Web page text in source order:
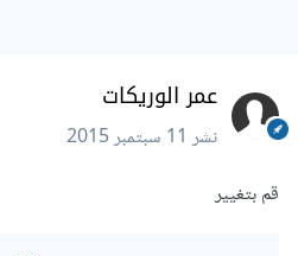
عمر الوريكات
نشر11 سبتمبر 2015
قم بتغيير